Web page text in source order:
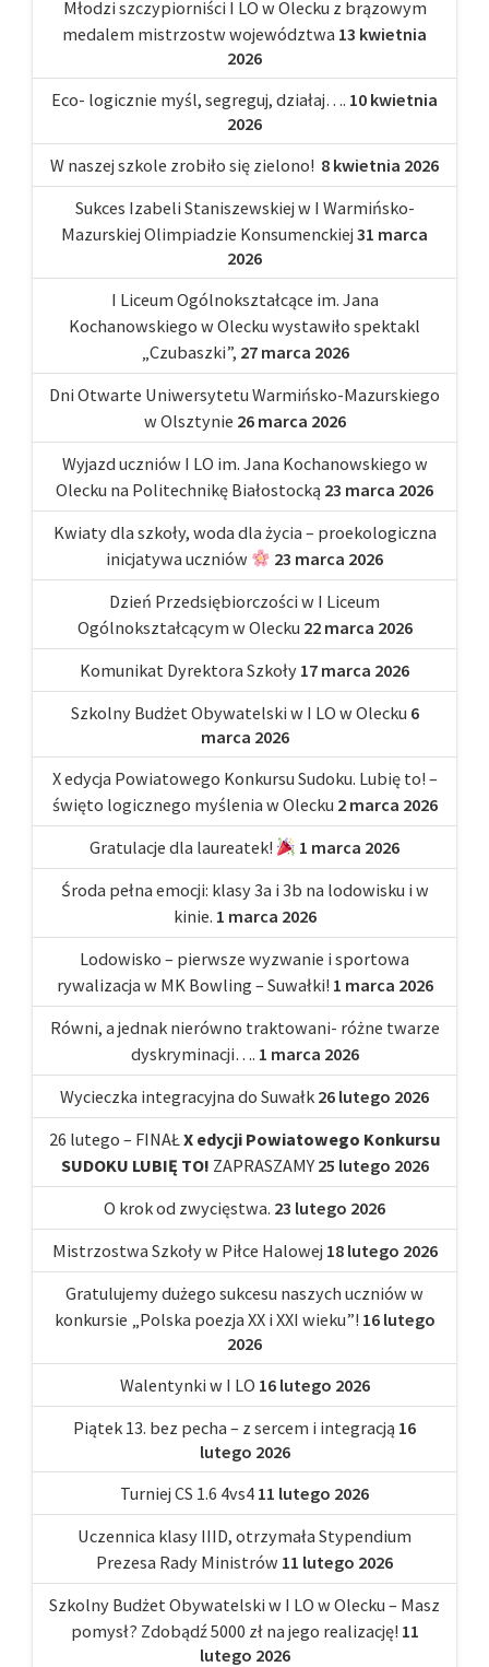
Młodzi szczypiorniści I LO w Olecku z brązowym
medalem mistrzostw województwa 13 kwietnia
2026
Eco- logicznie myśl, segreguj, działaj…. 10 kwietnia
2026
W naszej szkole zrobiło się zielono! 8 kwietnia 2026
Sukces Izabeli Staniszewskiej w I Warmińsko-
Mazurskiej Olimpiadzie Konsumenckiej 31 marca
2026
I Liceum Ogólnokształcące im. Jana
Kochanowskiego w Olecku wystawiło spektakl
„Czubaszki”, 27 marca 2026
Dni Otwarte Uniwersytetu Warmińsko-Mazurskiego
w Olsztynie 26 marca 2026
Wyjazd uczniów I LO im. Jana Kochanowskiego w
Olecku na Politechnikę Białostocką 23 marca 2026
Kwiaty dla szkoły, woda dla życia – proekologiczna
inicjatywa uczniów
23 marca 2026
Dzień Przedsiębiorczości w I Liceum
Ogólnokształcącym w Olecku 22 marca 2026
Komunikat Dyrektora Szkoły 17 marca 2026
Szkolny Budżet Obywatelski w I LO w Olecku 6
marca 2026
X edycja Powiatowego Konkursu Sudoku. Lubię to! –
święto logicznego myślenia w Olecku 2 marca 2026
Gratulacje dla laureatek!
1 marca 2026
Środa pełna emocji: klasy 3a i 3b na lodowisku i w
kinie. 1 marca 2026
Lodowisko – pierwsze wyzwanie i sportowa
rywalizacja w MK Bowling – Suwałki! 1 marca 2026
Równi, a jednak nierówno traktowani- różne twarze
dyskryminacji…. 1 marca 2026
Wycieczka integracyjna do Suwałk 26 lutego 2026
26 lutego – FINAŁ X edycji Powiatowego Konkursu
SUDOKU LUBIĘ TO! ZAPRASZAMY 25 lutego 2026
O krok od zwycięstwa. 23 lutego 2026
Mistrzostwa Szkoły w Piłce Halowej 18 lutego 2026
Gratulujemy dużego sukcesu naszych uczniów w
konkursie „Polska poezja XX i XXI wieku”! 16 lutego
2026
Walentynki w I LO 16 lutego 2026
Piątek 13. bez pecha – z sercem i integracją 16
lutego 2026
Turniej CS 1.6 4vs4 11 lutego 2026
Uczennica klasy IIID, otrzymała Stypendium
Prezesa Rady Ministrów 11 lutego 2026
Szkolny Budżet Obywatelski w I LO w Olecku – Masz
pomysł? Zdobądź 5000 zł na jego realizację! 11
lutego 2026